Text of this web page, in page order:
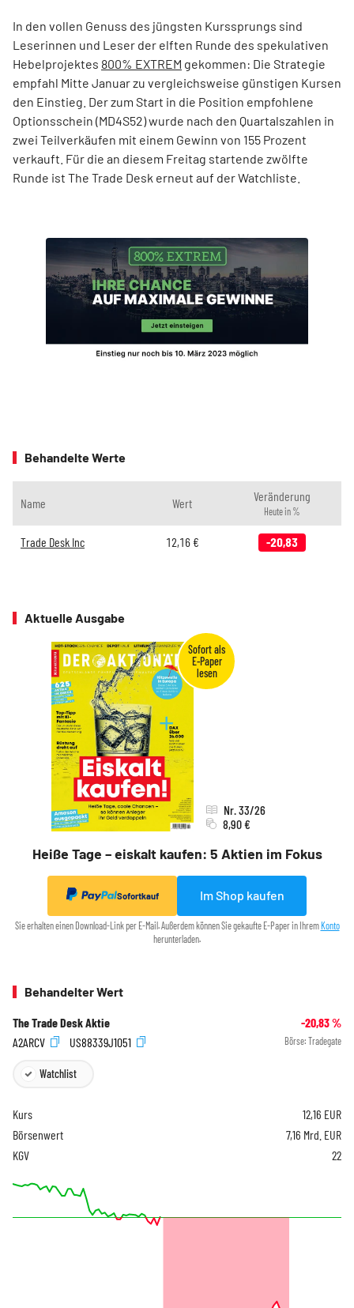
In den vollen Genuss des jüngsten Kurssprungs sind
Leserinnen und Leser der elften Runde des spekulativen
Hebelprojektes 800% EXTREM gekommen: Die Strategie
empfahl Mitte Januar zu vergleichsweise günstigen Kursen
den Einstieg. Der zum Start in die Position empfohlene
Optionsschein (MD4S52) wurde nach den Quartalszahlen in
zwei Teilverkäufen mit einem Gewinn von 155 Prozent
verkauft. Für die an diesem Freitag startende zwölfte
Runde ist The Trade Desk erneut auf der Watchliste.
Behandelte Werte
Name Wert Veränderung
Heute in %
Trade Desk Inc 12,16€ -20,83
Aktuelle Ausgabe
Heiße Tage – eiskalt kaufen: 5 Aktien im Fokus
Nr. 33/26
8,90 €
Sofortkauf Im Shop kaufen
Sie erhalten einen Download-Link per E-Mail. Außerdem können Sie gekaufte E-Paper in IhremKonto
herunterladen.
Behandelter Wert
The Trade Desk Aktie -20,83%
A2ARCV
US88339J1051 Börse: Tradegate
Watchlist
Kurs 12,16 EUR
Börsenwert
7,16 Mrd. EUR
KGV
22